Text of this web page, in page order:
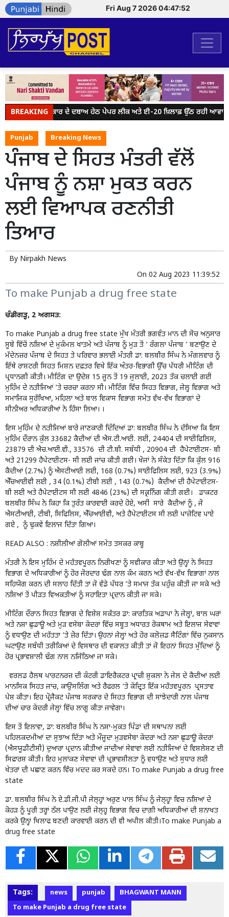
Fri Aug 7 2026 04:47:52
BREAKING
ਮੋਦੀ ਸਰਕਾਰ ਦੇ ਦਬਾਅ ਹੇਠ ਪੇਪਰ ਲੀਕ ਅਤੇ ਈ-20 ਖ਼ਿਲਾਫ਼ ਉੱਠ ਰਹੀ ਆਵਾਜ਼ ਨੂੰ
Punjab Breaking News
ਪੰਜਾਬ ਦੇ ਸਿਹਤ ਮੰਤਰੀ ਵੱਲੋਂ
ਪੰਜਾਬ ਨੂੰ ਨਸ਼ਾ ਮੁਕਤ ਕਰਨ
ਲਈ ਵਿਆਪਕ ਰਣਨੀਤੀ
ਤਿਆਰ
By Nirpakh News
On 02 Aug 2023 11:39:52
To make Punjab a drug free state
ਚੰਡੀਗੜ੍ਹ, 2 ਅਗਸਤ:
To make Punjab a drug free state ਮੁੱਖ ਮੰਤਰੀ ਭਗਵੰਤ ਮਾਨ ਦੀ ਸੋਚ ਅਨੁਸਾਰ
ਸੂਬੇ ਵਿੱਚੋਂ ਨਸ਼ਿਆਂ ਦੇ ਮੁਕੰਮਲ ਖਾਤਮੇ ਅਤੇ ਪੰਜਾਬ ਨੂੰ ਮੁੜ ਤੋਂ ‘ ਰੰਗਲਾ ਪੰਜਾਬ ’ ਬਣਾਉਣ ਦੇ
ਮੱਦੇਨਜ਼ਰ ਪੰਜਾਬ ਦੇ ਸਿਹਤ ਤੇ ਪਰਿਵਾਰ ਭਲਾਈ ਮੰਤਰੀ ਡਾ: ਬਲਬੀਰ ਸਿੰਘ ਨੇ ਮੰਗਲਵਾਰ ਨੂੰ
ਇੱਥੇ ਰਾਸ਼ਟਰੀ ਸਿਹਤ ਮਿਸ਼ਨ ਦਫ਼ਤਰ ਵਿਖੇ ਇੱਕ ਅੰਤਰ-ਵਿਭਾਗੀ ਉੱਚ ਪੱਧਰੀ ਮੀਟਿੰਗ ਦੀ
ਪ੍ਰਧਾਨਗੀ ਕੀਤੀ। ਮੀਟਿੰਗ ਦਾ ਉਦੇਸ਼ 15 ਜੂਨ ਤੋਂ 19 ਜੁਲਾਈ, 2023 ਤੱਕ ਚਲਾਈ ਗਈ
ਮੁਹਿੰਮ ਦੇ ਨਤੀਜਿਆਂ ’ਤੇ ਚਰਚਾ ਕਰਨਾ ਸੀ। ਮੀਟਿੰਗ ਵਿੱਚ ਸਿਹਤ ਵਿਭਾਗ, ਜੇਲ੍ਹ ਵਿਭਾਗ ਅਤੇ
ਸਮਾਜਿਕ ਸੁਰੱਖਿਆ, ਮਹਿਲਾ ਅਤੇ ਬਾਲ ਵਿਕਾਸ ਵਿਭਾਗ ਸਮੇਤ ਵੱਖ-ਵੱਖ ਵਿਭਾਗਾਂ ਦੇ
ਸੀਨੀਅਰ ਅਧਿਕਾਰੀਆਂ ਨੇ ਹਿੱਸਾ ਲਿਆ। ।
ਇਸ ਮੁਹਿੰਮ ਦੇ ਨਤੀਜਿਆਂ ਬਾਰੇ ਜਾਣਕਾਰੀ ਦਿੰਦਿਆਂ ਡਾ: ਬਲਬੀਰ ਸਿੰਘ ਨੇ ਦੱਸਿਆ ਕਿ ਇਸ
ਮੁਹਿੰਮ ਦੌਰਾਨ ਕੁੱਲ 33682 ਕੈਦੀਆਂ ਦੀ ਐਸ.ਟੀ.ਆਈ. ਲਈ, 24404 ਦੀ ਸਾਈਫਿਲਿਸ,
23879 ਦੀ ਐਚ.ਆਈ.ਵੀ., 33576 ਦੀ ਟੀ.ਬੀ. ਸਬੰਧੀ , 20904 ਦੀ ਹੈਪੇਟਾਈਟਸ- ਬੀ
ਅਤੇ 21299 ਹੈਪੇਟਾਈਟਸ- ਸੀ ਲਈ ਜਾਂਚ ਕੀਤੀ ਗਈ। ਖੋਜਾਂ ਨੇ ਸੰਕੇਤ ਦਿੱਤਾ ਕਿ ਕੁੱਲ 916
ਕੈਦੀਆਂ (2.7%) ਨੂੰ ਐਸਟੀਆਈ ਲਈ, 168 (0.7%) ਸਾਈਫਿਲਿਸ ਲਈ, 923 (3.9%)
ਐੱਚਆਈਵੀ ਲਈ , 34 (0.1%) ਟੀਬੀ ਲਈ , 143 (0.7%) ਕੈਦੀਆਂ ਦੀ ਹੈਪੇਟਾਈਟਸ-
ਬੀ ਲਈ ਅਤੇ ਹੈਪੇਟਾਈਟਸ ਸੀ ਲਈ 4846 (23%) ਦੀ ਸਕ੍ਰਨਿੰਗ ਕੀਤੀ ਗਈ। ਡਾਕਟਰ
ਬਲਬੀਰ ਸਿੰਘ ਨੇ ਕਿਹਾ ਕਿ ਤੁਰੰਤ ਕਾਰਵਾਈ ਕਰਦੇ ਹੋਏ, ਅਸੀਂ ਸਾਰੇ ਕੈਦੀਆਂ ਨੂੰ , ਜੋ
ਐਸਟੀਆਈ, ਟੀਬੀ, ਸਿਫਿਲਿਸ, ਐੱਚਆਈਵੀ, ਅਤੇ ਹੈਪੇਟਾਈਟਸ ਸੀ ਲਈ ਪਾਜ਼ੇਟਿਵ ਪਾਏ
ਗਏ , ਨੂੰ ਢੁਕਵੇਂ ਇਲਾਜ ਦਿੱਤਾ ਗਿਆ।
READ ALSO : ਨਸ਼ੀਲੀਆਂ ਗੋਲੀਆਂ ਸਮੇਤ ਤਸਕਰ ਕਾਬੂ
ਮੰਤਰੀ ਨੇ ਇਸ ਮੁਹਿੰਮ ਦੇ ਮਹੱਤਵਪੂਰਨ ਨਿਰੀਖਣਾਂ ਨੂੰ ਸਵੀਕਾਰ ਕੀਤਾ ਅਤੇ ਉਨ੍ਹਾਂ ਨੇ ਸਿਹਤ
ਵਿਭਾਗ ਦੇ ਅਧਿਕਾਰੀਆਂ ਨੂੰ ਹੋਰ ਜੋਰਦਾਰ ਢੰਗ ਨਾਲ ਕੰਮ ਕਰਨ ਅਤੇ ਵੱਖ-ਵੱਖ ਵਿਭਾਗਾਂ ਨਾਲ
ਸਹਿਯੋਗ ਕਰਨ ਦੀ ਸਲਾਹ ਦਿੱਤੀ ਤਾਂ ਜੋ ਵੱਡੇ ਪੱਧਰ ’ਤੇ ਸਮਾਜ ਤੱਕ ਪਹੁੰਚ ਕੀਤੀ ਜਾ ਸਕੇ ਅਤੇ
ਨਸ਼ਿਆਂ ਤੋਂ ਪੀੜਤ ਵਿਅਕਤੀਆਂ ਨੂੰ ਸਹਾਇਤਾ ਪ੍ਰਦਾਨ ਕੀਤੀ ਜਾ ਸਕੇ।
ਮੀਟਿੰਗ ਦੌਰਾਨ ਸਿਹਤ ਵਿਭਾਗ ਦੇ ਵਿਸ਼ੇਸ਼ ਸਕੱਤਰ ਡਾ: ਕਾਰਤਿਕ ਅਡਾਪਾ ਨੇ ਜੇਲ੍ਹਾਂ, ਬਾਲ ਘਰਾਂ
ਅਤੇ ਨਸ਼ਾ ਛੁਡਾਊ ਅਤੇ ਮੁੜ ਵਸੇਬਾ ਕੇਂਦਰਾਂ ਵਿੱਚ ਸਬੂਤ ਅਧਾਰਤ ਰੋਕਥਾਮ ਅਤੇ ਇਲਾਜ ਸੇਵਾਵਾਂ
ਨੂੰ ਵਧਾਉਣ ਦੀ ਮਹੱਤਤਾ ’ਤੇ ਜ਼ੋਰ ਦਿੱਤਾ। ਉਹਨਾਂ ਜੇਲ੍ਹਾਂ ਅਤੇ ਹੋਰ ਕਲੋਜ਼ਡ ਸੈਟਿੰਗਾਂ ਵਿੱਚ ਨੁਕਸਾਨ
ਘਟਾਉਣ ਸਬੰਧੀ ਤਰੀਕਿਆਂ ਦੇ ਵਿਸਥਾਰ ਦੀ ਵਕਾਲਤ ਕੀਤੀ ਤਾਂ ਜੋ ਇਹਨਾਂ ਸਿਹਤ ਮੁੱਦਿਆਂ ਨੂੰ
ਹੋਰ ਪ੍ਰਭਾਵਸ਼ਾਲੀ ਢੰਗ ਨਾਲ ਨਜਿੱਠਿਆ ਜਾ ਸਕੇ।
ਵਰਲਡ ਹੈਲਥ ਪਾਰਟਨਰਜ਼ ਦੀ ਕੰਟਰੀ ਡਾਇਰੈਕਟਰ ਪ੍ਰਾਚੀ ਸ਼ੁਕਲਾ ਨੇ ਜੇਲ ਦੇ ਕੈਦੀਆਂ ਲਈ
ਮਾਨਸਿਕ ਸਿਹਤ ਜਾਂਚ, ਕਾਉਂਸਲਿੰਗ ਅਤੇ ਰੈਫਰਲ ’ਤੇ ਕੇਂਦ੍ਰਿਤ ਇੱਕ ਮਹੱਤਵਪੂਰਨ ਪ੍ਰਸਤਾਵ
ਪੇਸ਼ ਕੀਤਾ। ਇਹ ਪ੍ਰੋਜੈਕਟ ਪੰਜਾਬ ਸਰਕਾਰ ਦੇ ਸਿਹਤ ਵਿਭਾਗ ਦੀ ਸਾਂਝੇਦਾਰੀ ਨਾਲ ਪੰਜਾਬ
ਦੀਆਂ ਚਾਰ ਕੇਂਦਰੀ ਜੇਲ੍ਹਾਂ ਵਿੱਚ ਲਾਗੂ ਕੀਤਾ ਜਾਵੇਗਾ।
ਇਸ ਤੋਂ ਇਲਾਵਾ, ਡਾ: ਬਲਬੀਰ ਸਿੰਘ ਨੇ ਨਸ਼ਾ-ਮੁਕਤ ਪਿੰਡਾਂ ਦੀ ਸਥਾਪਨਾ ਲਈ
ਪਹਿਲਕਦਮੀਆਂ ਦਾ ਸੁਝਾਅ ਦਿੱਤਾ ਅਤੇ ਮੌਜੂਦਾ ਮੁੜਵਸੇਬਾ ਕੇਂਦਰਾਂ ਅਤੇ ਨਸ਼ਾ ਛੁਡਾਊ ਕੇਂਦਰਾਂ
(ਐਸਯੂਡੀਟੀਸੀ) ਦੁਆਰਾ ਪ੍ਰਦਾਨ ਕੀਤੀਆਂ ਜਾਂਦੀਆਂ ਸੇਵਾਵਾਂ ਲਈ ਨਤੀਜਿਆਂ ਦੇ ਵਿਸ਼ਲੇਸ਼ਣ ਦੀ
ਸਿਫ਼ਾਰਸ਼ ਕੀਤੀ। ਇਹ ਮੁਲਾਂਕਣ ਸੇਵਾਵਾਂ ਦੀ ਪ੍ਰਭਾਵਸ਼ੀਲਤਾ ਨੂੰ ਵਧਾਉਣ ਅਤੇ ਸੁਧਾਰ ਲਈ
ਖੇਤਰਾਂ ਦੀ ਪਛਾਣ ਕਰਨ ਵਿੱਚ ਮਦਦ ਕਰ ਸਕਦੇ ਹਨ। To make Punjab a drug free
state
ਡਾ. ਬਲਬੀਰ ਸਿੰਘ ਨੇ ਏ.ਡੀ.ਜੀ.ਪੀ ਜੇਲ੍ਹ੍ਹਾਂ ਅਰੁਣ ਪਾਲ ਸਿੰਘ ਨੂੰ ਜੇਲ੍ਹ੍ਹਾਂ ਵਿਚ ਨਸ਼ਿਆਂ ਦੇ
ਕੋਹੜ ਨੂੰ ਪੂਰੀ ਤਰ੍ਹਾਂ ਠੱਲ ਪਾਉਣ ਲਈ ਜੇਲ੍ਹ੍ਹ ਵਿਭਾਗ ਵਿਚ ਦਾਗ਼ੀ ਅਧਿਕਾਰੀਆਂ ਦੀ ਸ਼ਨਾਖਤ
ਕਰਕੇ ਉਨ੍ਹਾਂ ਖਿਲਾਫ ਬਣਦੀ ਕਾਰਵਾਈ ਕਰਨ ਦੀ ਵੀ ਅਪੀਲ ਕੀਤੀ।To make Punjab a
drug free state
Tags: news punjab
BHAGWANT MANN
To make Punjab a drug free state